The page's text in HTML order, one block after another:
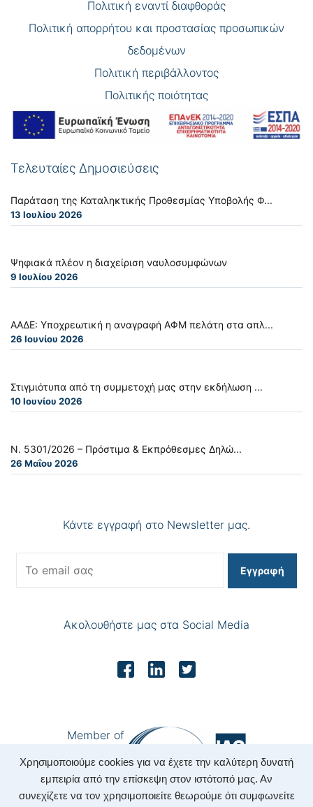
Χρησιμοποιούμε cookies για να έχετε την καλύτερη δυνατή
εμπειρία από την επίσκεψη στον ιστότοπό μας. Αν
συνεχίζετε να τον χρησιμοποιείτε θεωρούμε ότι συμφωνείτε
Πολιτική εναντί διαφθοράς
Πολιτική απορρήτου και προστασίας προσωπικών
δεδομένων
Πολιτική περιβάλλοντος
Πολιτικής ποιότητας
Τελευταίες Δημοσιεύσεις
Παράταση της Καταληκτικής Προθεσμίας Υποβολής Φ...
13 Ιουλίου 2026
Ψηφιακά πλέον η διαχείριση ναυλοσυμφώνων
9 Ιουλίου 2026
ΑΑΔΕ: Υποχρεωτική η αναγραφή ΑΦΜ πελάτη στα απλ...
26 Ιουνίου 2026
Στιγμιότυπα από τη συμμετοχή μας στην εκδήλωση ...
10 Ιουνίου 2026
Ν. 5301/2026 – Πρόστιμα & Εκπρόθεσμες Δηλώ...
26 Μαΐου 2026
Κάντε εγγραφή στο Newsletter μας.
Εγγραφή
Ακολουθήστε μας στα Social Media
Member of